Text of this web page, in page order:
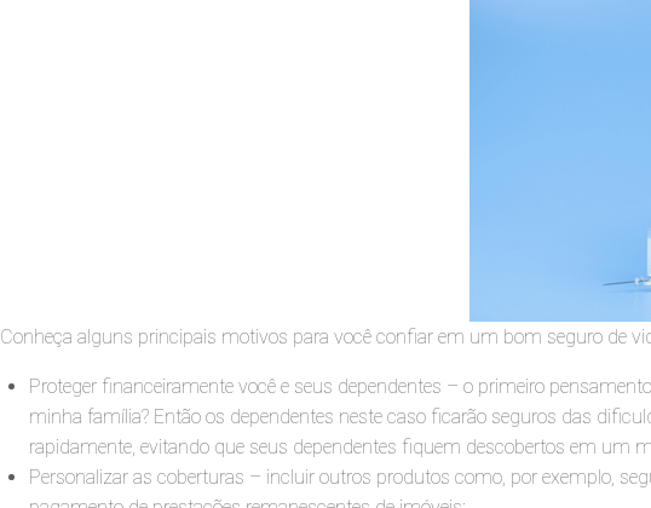
Conheça alguns principais motivos para você confiar em um bom seguro de
Proteger financeiramente você e seus dependentes – o primeiro
minha família? Então os dependentes neste caso ficarão seguros das
rapidamente, evitando que seus dependentes fiquem descobertos em um
Personalizar as coberturas – incluir outros produtos como, por exemplo,